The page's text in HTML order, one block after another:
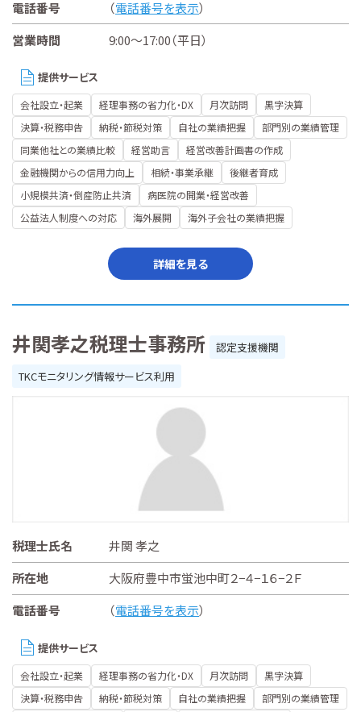
電話番号
（電話番号を表示）
営業時間
9:00～17:00（平日）
提供サービス
会社設立・起業 経理事務の省力化・DX 月次訪問
黒字決算
決算・税務申告
納税・節税対策 自社の業績把握
部門別の業績管理
同業他社との業績比較
経営助言
経営改善計画書の作成
金融機関からの信用力向上
相続・事業承継
後継者育成
小規模共済・倒産防止共済
病医院の開業・経営改善
公益法人制度への対応
海外展開 海外子会社の業績把握
詳細を見る
井関孝之税理士事務所
認定支援機関
TKCモニタリング情報サービス利用
税理士氏名
井関 孝之
所在地
大阪府豊中市蛍池中町２−４−１６−２Ｆ
電話番号
（電話番号を表示）
提供サービス
会社設立・起業 経理事務の省力化・DX 月次訪問
黒字決算
決算・税務申告
納税・節税対策 自社の業績把握
部門別の業績管理